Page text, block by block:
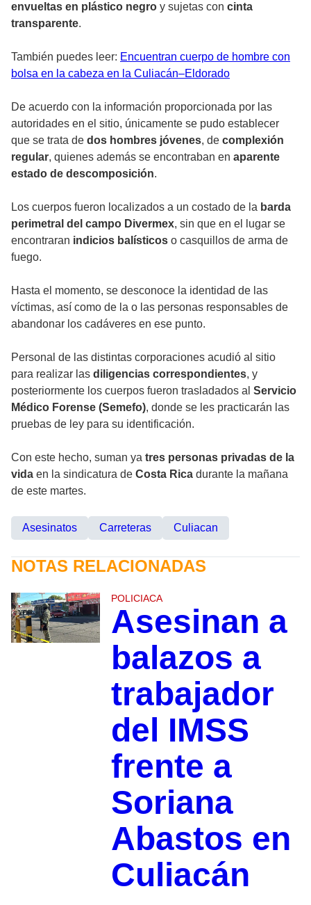
envueltas en plástico negro y sujetas con cinta
transparente.
También puedes leer: Encuentran cuerpo de hombre con
bolsa en la cabeza en la Culiacán–Eldorado
De acuerdo con la información proporcionada por las
autoridades en el sitio, únicamente se pudo establecer
que se trata de dos hombres jóvenes, de complexión
regular, quienes además se encontraban en aparente
estado de descomposición.
Los cuerpos fueron localizados a un costado de la barda
perimetral del campo Divermex, sin que en el lugar se
encontraran indicios balísticos o casquillos de arma de
fuego.
Hasta el momento, se desconoce la identidad de las
víctimas, así como de la o las personas responsables de
abandonar los cadáveres en ese punto.
Personal de las distintas corporaciones acudió al sitio
para realizar las diligencias correspondientes, y
posteriormente los cuerpos fueron trasladados al Servicio
Médico Forense (Semefo), donde se les practicarán las
pruebas de ley para su identificación.
Con este hecho, suman ya tres personas privadas de la
vida en la sindicatura de Costa Rica durante la mañana
de este martes.
Asesinatos Carreteras Culiacan
NOTAS RELACIONADAS
POLICIACA
Asesinan a
balazos a
trabajador
del IMSS
frente a
Soriana
Abastos en
Culiacán